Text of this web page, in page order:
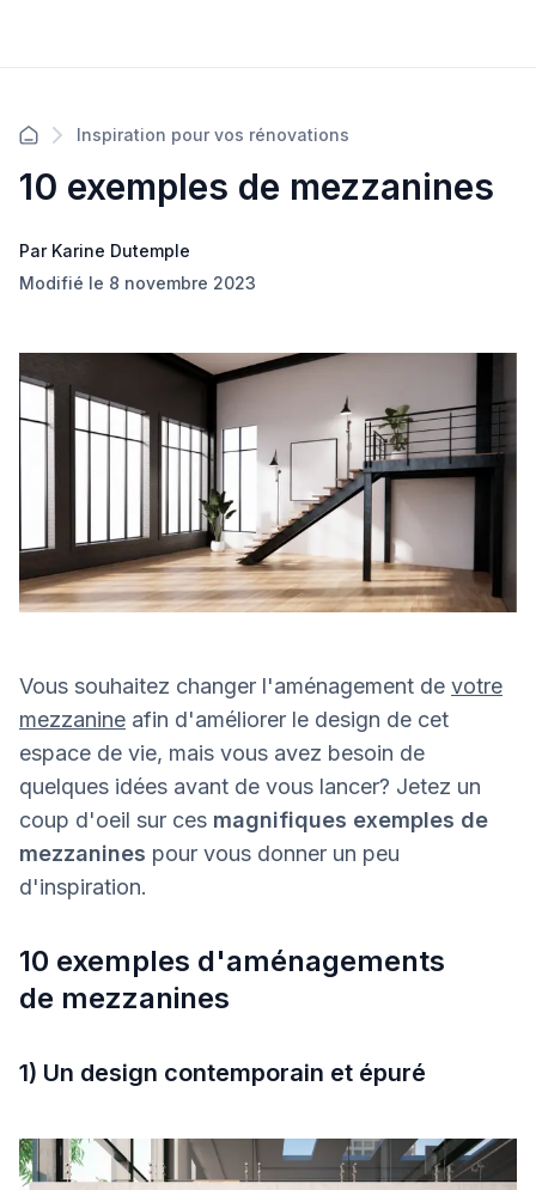
Inspiration pour vos rénovations
10 exemples de mezzanines
Par Karine Dutemple
Modifié le 8 novembre 2023
Vous souhaitez changer l'aménagement de votre
mezzanine afin d'améliorer le design de cet
espace de vie, mais vous avez besoin de
quelques idées avant de vous lancer? Jetez un
coup d'oeil sur ces magnifiques exemples de
mezzanines pour vous donner un peu
d'inspiration.
10 exemples d'aménagements
de mezzanines
1) Un design contemporain et épuré